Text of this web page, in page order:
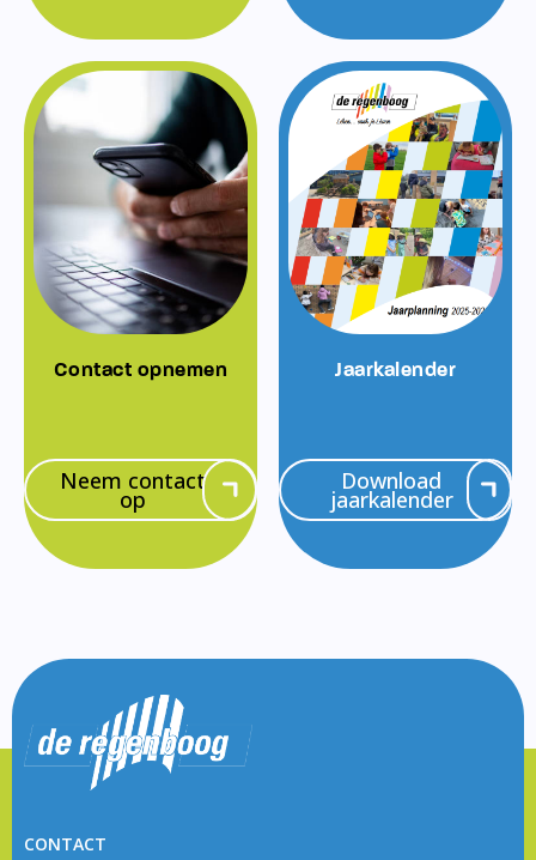
Contact opnemen
Neem contact
op
Jaarkalender
Download
jaarkalender
CONTACT